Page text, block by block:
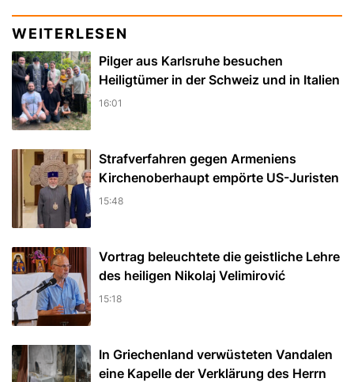
WEITERLESEN
Pilger aus Karlsruhe besuchen
Heiligtümer in der Schweiz und in Italien
16:01
Strafverfahren gegen Armeniens
Kirchenoberhaupt empörte US-Juristen
15:48
Vortrag beleuchtete die geistliche Lehre
des heiligen Nikolaj Velimirović
15:18
In Griechenland verwüsteten Vandalen
eine Kapelle der Verklärung des Herrn